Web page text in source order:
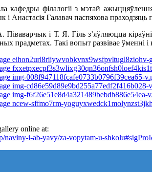
кафедры філалогіі з мэтай
і Анастасія Галавач паспяхова
і Т. Я. Гіль з’яўляюцца
прадметах. Такі вопыт развівае ўменні
online at:
naviny-i-ab-yavy/za-vopytam-u-